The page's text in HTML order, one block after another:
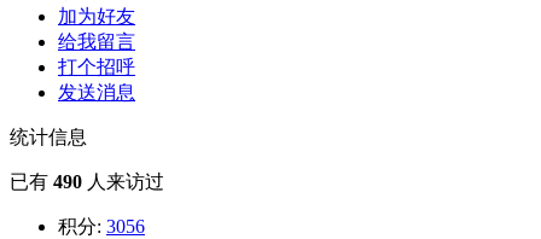
加为好友
给我留言
打个招呼
发送消息
统计信息
已有 490 人来访过
积分: 3056